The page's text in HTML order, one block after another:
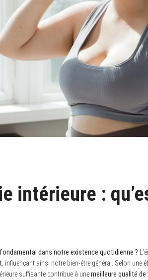
intérieure :
dans notre existence quotidienne ?
, influençant ainsi notre bien-être général. Selon une
suffisante contribue à unemeilleure qualité de